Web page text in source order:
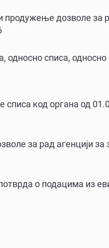
продужење дозволе за
односно списа,
списа код органа од
за рад агенцији
о подацима из